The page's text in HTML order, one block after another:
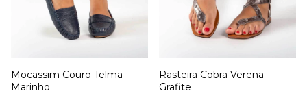
Mocassim Couro Telma
Marinho
Rasteira Cobra Verena
Grafite